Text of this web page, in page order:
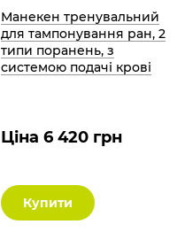
Манекен тренувальний
для тампонування ран, 2
типи поранень, з
системою подачі крові
Ціна 6 420 грн
Купити